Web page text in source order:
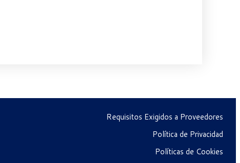
Requisitos Exigidos a Proveedores
Política de Privacidad
Políticas de Cookies